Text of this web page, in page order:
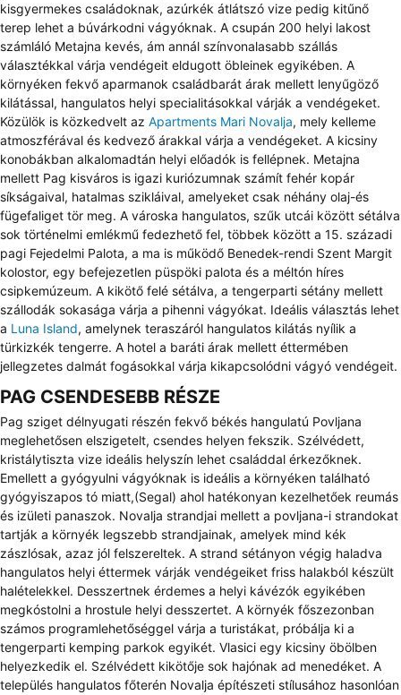
kisgyermekes családoknak, azúrkék átlátszó vize pedig kitűnő
terep lehet a búvárkodni vágyóknak. A csupán 200 helyi lakost
számláló Metajna kevés, ám annál színvonalasabb szállás
választékkal várja vendégeit eldugott öbleinek egyikében. A
környéken fekvő aparmanok családbarát árak mellett lenyűgöző
kilátással, hangulatos helyi specialitásokkal várják a vendégeket.
Közülök is közkedvelt az Apartments Mari Novalja, mely kelleme
atmoszférával és kedvező árakkal várja a vendégeket. A kicsiny
konobákban alkalomadtán helyi előadók is fellépnek. Metajna
mellett Pag kisváros is igazi kuriózumnak számít fehér kopár
síkságaival, hatalmas szikláival, amelyeket csak néhány olaj-és
fügefaliget tör meg. A városka hangulatos, szűk utcái között sétálva
sok történelmi emlékmű fedezhető fel, többek között a 15. századi
pagi Fejedelmi Palota, a ma is működő Benedek-rendi Szent Margit
kolostor, egy befejezetlen püspöki palota és a méltón híres
csipkemúzeum. A kikötő felé sétálva, a tengerparti sétány mellett
szállodák sokasága várja a pihenni vágyókat. Ideális választás lehet
a Luna Island, amelynek teraszáról hangulatos kilátás nyílik a
türkizkék tengerre. A hotel a baráti árak mellett éttermében
jellegzetes dalmát fogásokkal várja kikapcsolódni vágyó vendégeit.
PAG CSENDESEBB RÉSZE
Pag sziget délnyugati részén fekvő békés hangulatú Povljana
meglehetősen elszigetelt, csendes helyen fekszik. Szélvédett,
kristálytiszta vize ideális helyszín lehet családdal érkezőknek.
Emellett a gyógyulni vágyóknak is ideális a környéken található
gyógyiszapos tó miatt,(Segal) ahol hatékonyan kezelhetőek reumás
és izületi panaszok. Novalja strandjai mellett a povljana-i strandokat
tartják a környék legszebb strandjainak, amelyek mind kék
zászlósak, azaz jól felszereltek. A strand sétányon végig haladva
hangulatos helyi éttermek várják vendégeiket friss halakból készült
halételekkel. Desszertnek érdemes a helyi kávézók egyikében
megkóstolni a hrostule helyi desszertet. A környék főszezonban
számos programlehetőséggel várja a turistákat, próbálja ki a
tengerparti kemping parkok egyikét. Vlasici egy kicsiny öbölben
helyezkedik el. Szélvédett kikötője sok hajónak ad menedéket. A
település hangulatos főterén Novalja építészeti stílusához hasonlóan